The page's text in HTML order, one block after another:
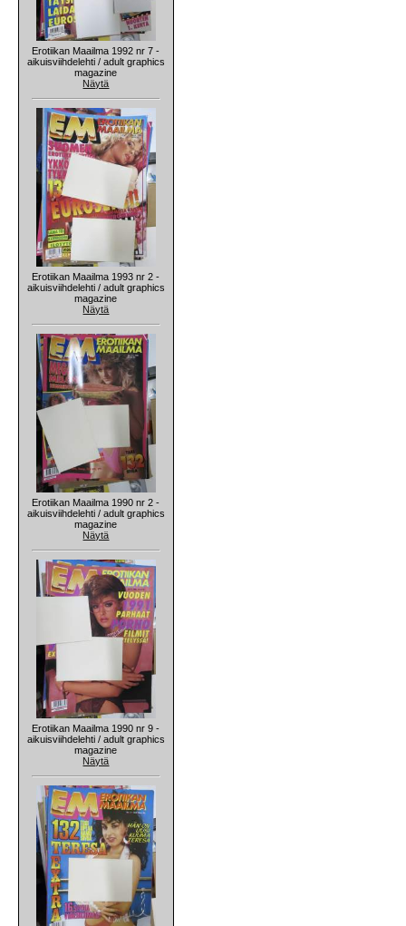
Erotiikan Maailma 1992 nr 7 -
aikuisviihdelehti / adult graphics
magazine
Näytä
Erotiikan Maailma 1993 nr 2 -
aikuisviihdelehti / adult graphics
magazine
Näytä
Erotiikan Maailma 1990 nr 2 -
aikuisviihdelehti / adult graphics
magazine
Näytä
Erotiikan Maailma 1990 nr 9 -
aikuisviihdelehti / adult graphics
magazine
Näytä